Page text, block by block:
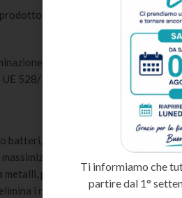
professionale per la
di batteri Gram+, Gram-,
528/2012).
batteri, funghi, micobatteri e virus
l’efficienza operativa in
metalli, plastiche e superfici
i rischi di diluizione errata.
Ti informiamo che
partire dal 1°